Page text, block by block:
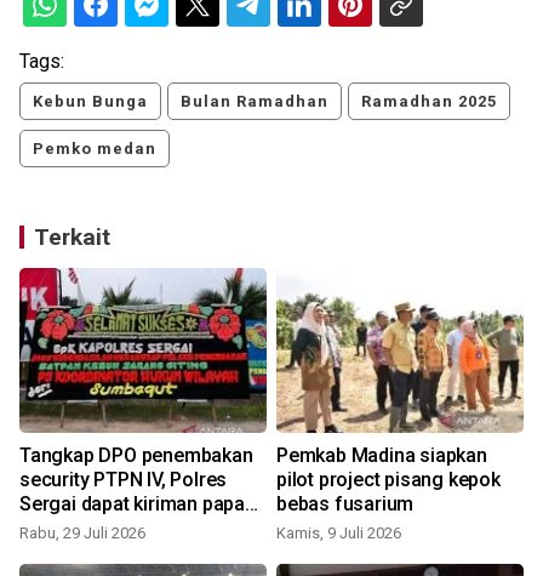
Tags:
Kebun Bunga Bulan Ramadhan Ramadhan 2025
Pemko medan
Terkait
Tangkap DPO penembakan
security PTPN IV, Polres
Sergai dapat kiriman papan
bunga
Rabu, 29 Juli 2026
Pemkab Madina siapkan
pilot project pisang kepok
bebas fusarium
Kamis, 9 Juli 2026